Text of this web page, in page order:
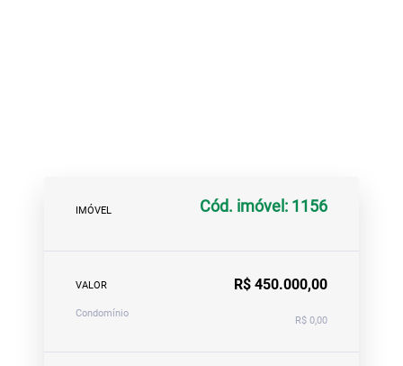
IMÓVEL Cód. imóvel: 1156
VALOR R$ 450.000,00
Condomínio
R$ 0,00